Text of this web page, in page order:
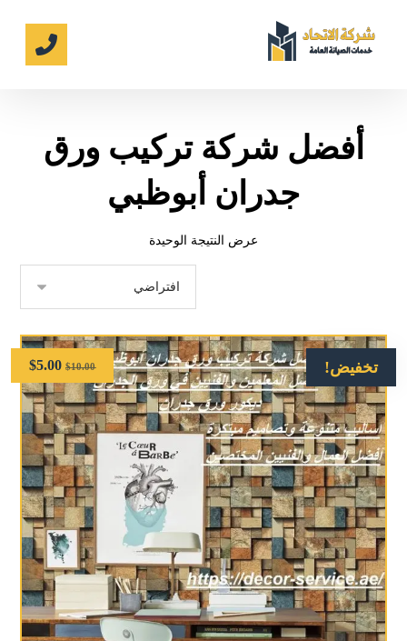
أفضل شركة تركيب ورق
جدران أبوظبي
عرض النتيجة الوحيدة
تخفيض! $10.00
$5.00